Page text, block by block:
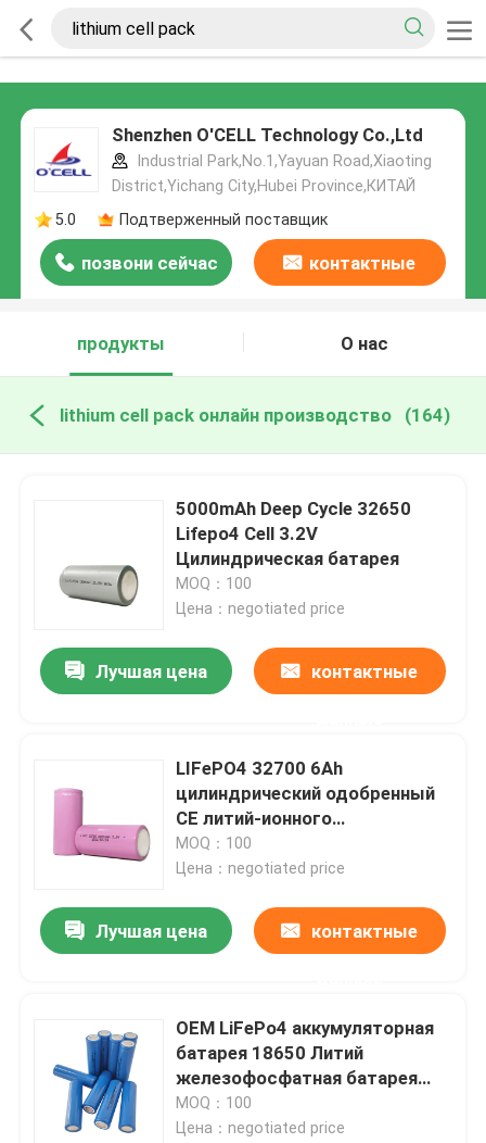
Shenzhen O'CELL Technology Co.,Ltd
Industrial Park,No.1,Yayuan Road,Xiaoting
District,Yichang City,Hubei Province,КИТАЙ
5.0
Подтверженный поставщик
позвони сейчас контактные
продукты
О нас
lithium cell pack онлайн производство (164)
5000mAh Deep Cycle 32650
Lifepo4 Cell 3.2V
Цилиндрическая батарея
MOQ：100
Цена：negotiated price
Лучшая цена контактные
LIFePO4 32700 6Ah
цилиндрический одобренный
CE литий-ионного
аккумулятора 3.2V
MOQ：100
Цена：negotiated price
Лучшая цена контактные
OEM LiFePo4 аккумуляторная
батарея 18650 Литий
железофосфатная батарея
3.2V 1.1Ah
MOQ：100
Цена：negotiated price